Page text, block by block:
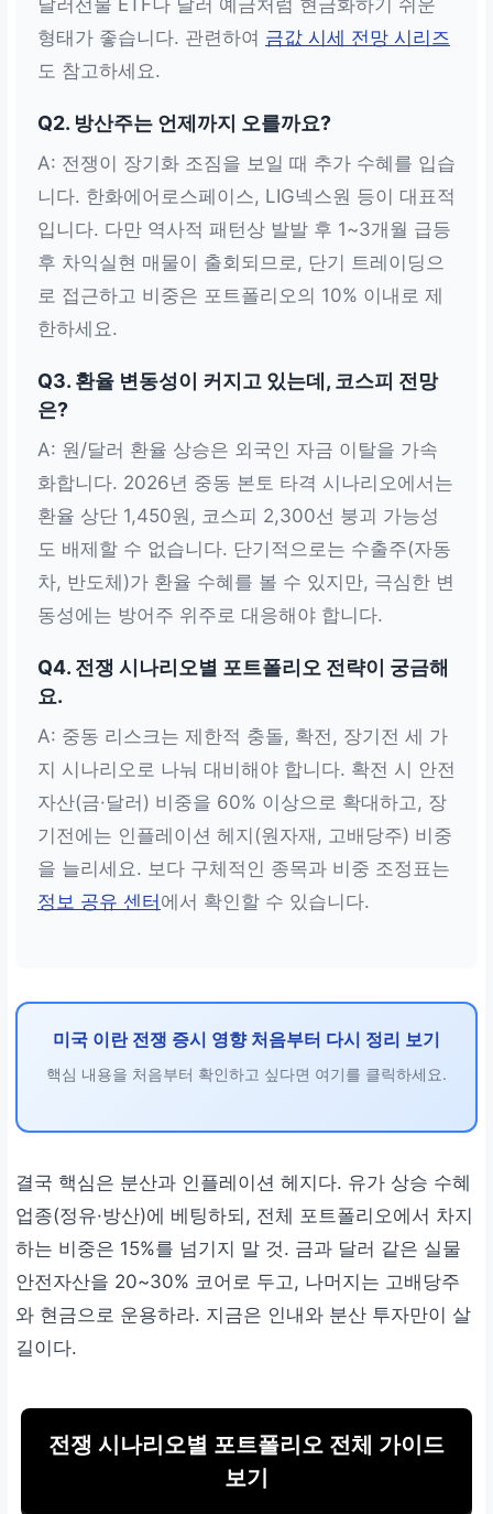
달러선물 ETF나 달러 예금처럼 현금화하기 쉬운
형태가 좋습니다. 관련하여 금값 시세 전망 시리즈
도 참고하세요.
Q2. 방산주는 언제까지 오를까요?
A: 전쟁이 장기화 조짐을 보일 때 추가 수혜를 입습
니다. 한화에어로스페이스, LIG넥스원 등이 대표적
입니다. 다만 역사적 패턴상 발발 후 1~3개월 급등
후 차익실현 매물이 출회되므로, 단기 트레이딩으
로 접근하고 비중은 포트폴리오의 10% 이내로 제
한하세요.
Q3. 환율 변동성이 커지고 있는데, 코스피 전망
은?
A: 원/달러 환율 상승은 외국인 자금 이탈을 가속
화합니다. 2026년 중동 본토 타격 시나리오에서는
환율 상단 1,450원, 코스피 2,300선 붕괴 가능성
도 배제할 수 없습니다. 단기적으로는 수출주(자동
차, 반도체)가 환율 수혜를 볼 수 있지만, 극심한 변
동성에는 방어주 위주로 대응해야 합니다.
Q4. 전쟁 시나리오별 포트폴리오 전략이 궁금해
요.
A: 중동 리스크는 제한적 충돌, 확전, 장기전 세 가
지 시나리오로 나눠 대비해야 합니다. 확전 시 안전
자산(금·달러) 비중을 60% 이상으로 확대하고, 장
기전에는 인플레이션 헤지(원자재, 고배당주) 비중
을 늘리세요. 보다 구체적인 종목과 비중 조정표는
정보 공유 센터 에서 확인할 수 있습니다.
미국 이란 전쟁 증시 영향 처음부터 다시 정리 보기
핵심 내용을 처음부터 확인하고 싶다면 여기를 클릭하세요.
결국 핵심은 분산과 인플레이션 헤지다. 유가 상승 수혜
업종(정유·방산)에 베팅하되, 전체 포트폴리오에서 차지
하는 비중은 15%를 넘기지 말 것. 금과 달러 같은 실물
안전자산을 20~30% 코어로 두고, 나머지는 고배당주
와 현금으로 운용하라. 지금은 인내와 분산 투자만이 살
길이다.
전쟁 시나리오별 포트폴리오 전체 가이드
보기